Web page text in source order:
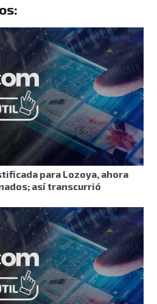
para Lozoya, ahora
así transcurrió